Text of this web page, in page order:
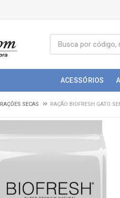
ACESSÓRIOS
RAÇÕES SECAS RAÇÃO BIOFRESH GATO